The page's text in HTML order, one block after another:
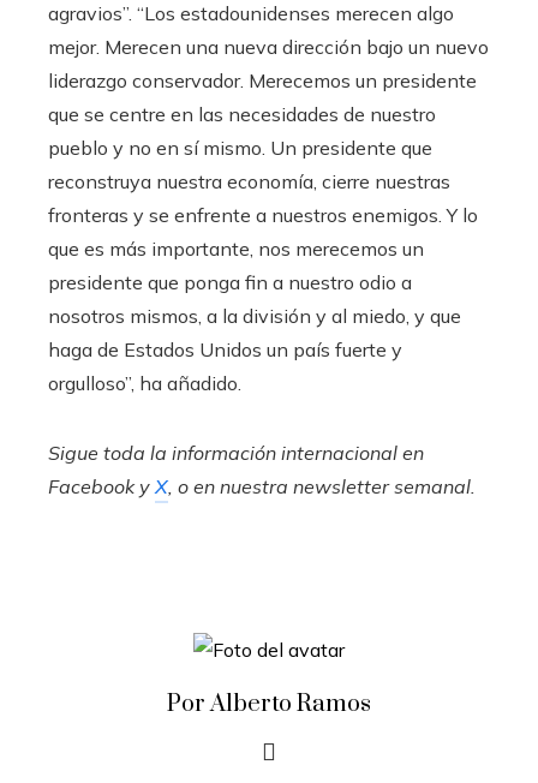
agravios”. “Los estadounidenses merecen algo
mejor. Merecen una nueva dirección bajo un nuevo
liderazgo conservador. Merecemos un presidente
que se centre en las necesidades de nuestro
pueblo y no en sí mismo. Un presidente que
reconstruya nuestra economía, cierre nuestras
fronteras y se enfrente a nuestros enemigos. Y lo
que es más importante, nos merecemos un
presidente que ponga fin a nuestro odio a
nosotros mismos, a la división y al miedo, y que
haga de Estados Unidos un país fuerte y
orgulloso”, ha añadido.
Sigue toda la información internacional en
FacebookyX, o en nuestra newsletter semanal.
Por Alberto Ramos